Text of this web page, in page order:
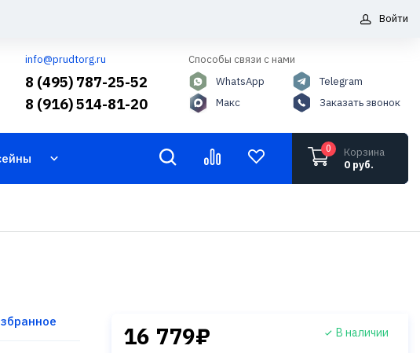
Войти
info@prudtorg.ru
8 (495) 787-25-52
8 (916) 514-81-20
Способы связи с нами
WhatsApp
Макс
Telegram
Заказать звонок
0
Корзина
0 руб.
16 779₽ В наличии